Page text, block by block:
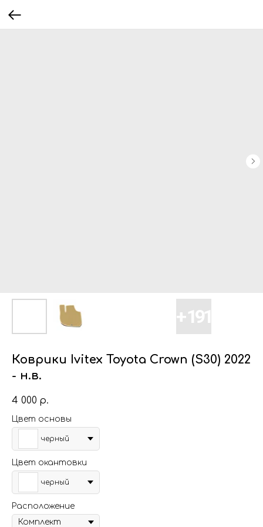
Коврики Ivitex Toyota Crown (S30) 2022
- н.в.
4 000 р.
Цвет основы
черный
Цвет окантовки
черный
Расположение